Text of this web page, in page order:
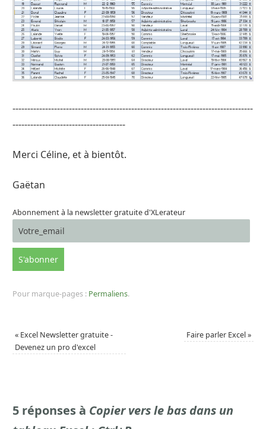
---------------------------------------------------------------------------------
--------------------------------------
Merci Céline, et à bientôt.
Gaëtan
Abonnement à la newsletter gratuite d'XLerateur
Pour marque-pages : Permaliens.
« Excel Newsletter gratuite -
Devenez un pro d'excel
Faire parler Excel»
5 réponses à Copier vers le bas dans un